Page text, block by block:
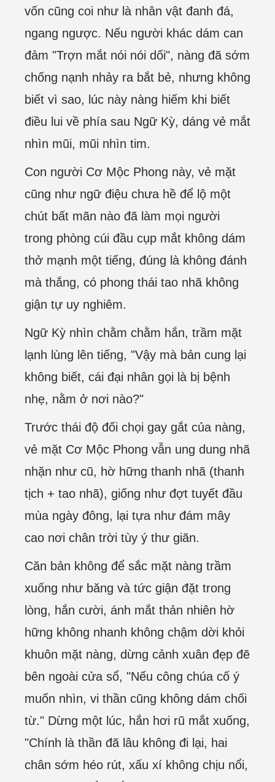
vốn cũng coi như là nhân vật đanh đá,
ngang ngược. Nếu người khác dám can
đảm "Trợn mắt nói nói dối", nàng đã sớm
chống nạnh nhảy ra bắt bẻ, nhưng không
biết vì sao, lúc này nàng hiếm khi biết
điều lui về phía sau Ngữ Kỳ, dáng vẻ mắt
nhìn mũi, mũi nhìn tim.
Con người Cơ Mộc Phong này, vẻ mặt
cũng như ngữ điệu chưa hề để lộ một
chút bất mãn nào đã làm mọi người
trong phòng cúi đầu cụp mắt không dám
thở mạnh một tiếng, đúng là không đánh
mà thắng, có phong thái tao nhã không
giận tự uy nghiêm.
Ngữ Kỳ nhìn chằm chằm hắn, trầm mặt
lạnh lùng lên tiếng, "Vậy mà bản cung lại
không biết, cái đại nhân gọi là bị bệnh
nhẹ, nằm ở nơi nào?"
Trước thái độ đối chọi gay gắt của nàng,
vẻ mặt Cơ Mộc Phong vẫn ung dung nhã
nhặn như cũ, hờ hững thanh nhã (thanh
tịch + tao nhã), giống như đợt tuyết đầu
mùa ngày đông, lại tựa như đám mây
cao nơi chân trời tùy ý thư giãn.
Căn bản không để sắc mặt nàng trầm
xuống như băng và tức giận đặt trong
lòng, hắn cười, ánh mắt thản nhiên hờ
hững không nhanh không chậm dời khỏi
khuôn mặt nàng, dừng cảnh xuân đẹp đẽ
bên ngoài cửa sổ, "Nếu công chúa cố ý
muốn nhìn, vi thần cũng không dám chối
từ." Dừng một lúc, hắn hơi rũ mắt xuống,
"Chính là thần đã lâu không đi lại, hai
chân sớm héo rút, xấu xí không chịu nổi,